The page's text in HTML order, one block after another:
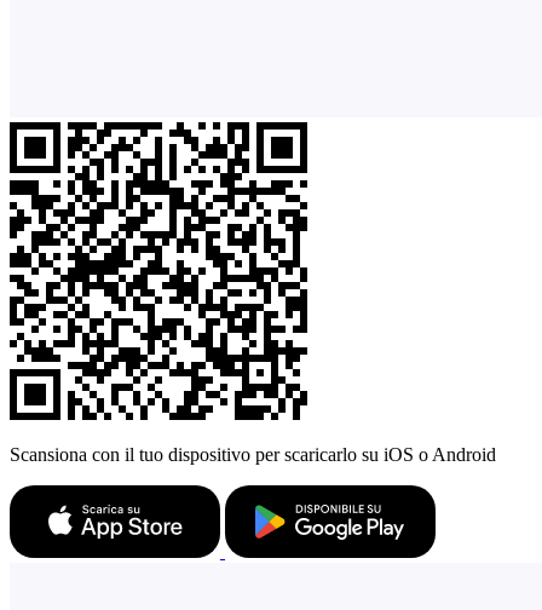
Scansiona con il tuo dispositivo per scaricarlo su iOS o Android